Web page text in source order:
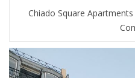
Chiado Square